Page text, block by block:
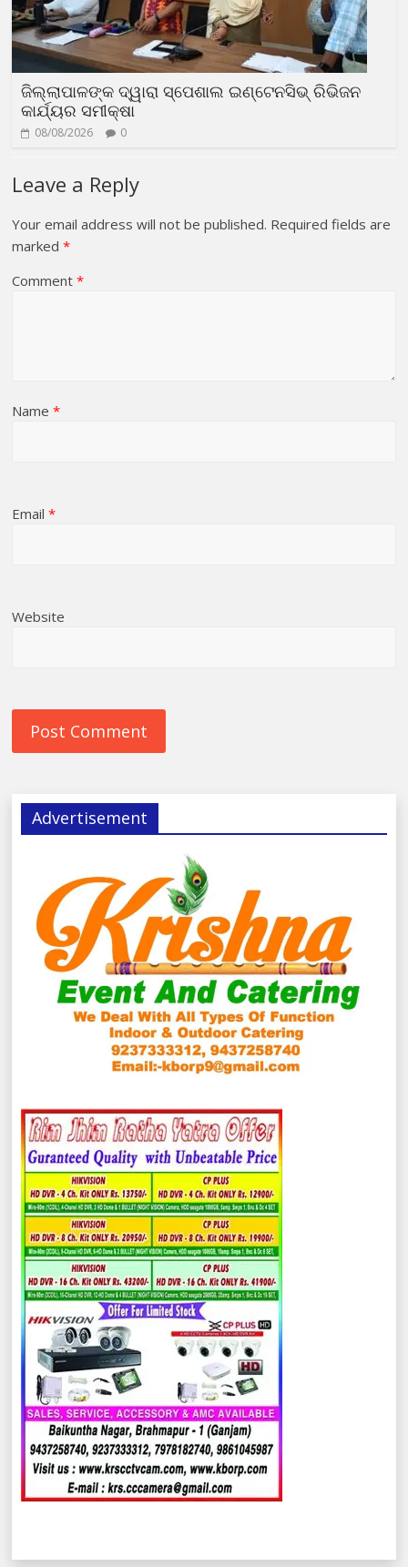
ଜିଲ୍ଲାପାଳଙ୍କ ଦ୍ୱାରା ସ୍ପେଶାଲ ଇଣ୍ଟେନସିଭ୍ ରିଭିଜନ
କାର୍ଯ୍ୟର ସମୀକ୍ଷା
08/08/2026 0
Leave a Reply
Your email address will not be published. Required fields are
marked*
Comment*
Name*
Email*
Website
Advertisement